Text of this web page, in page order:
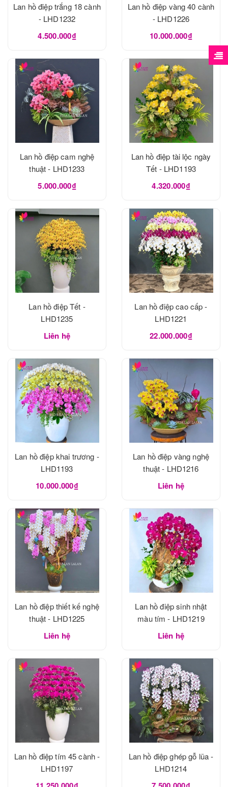
Lan hồ điệp trắng 18 cành
- LHD1232
4.500.000₫
Lan hồ điệp vàng 40 cành
- LHD1226
10.000.000₫
Lan hồ điệp cam nghệ
thuật - LHD1233
5.000.000₫
Lan hồ điệp tài lộc ngày
Tết - LHD1193
4.320.000₫
Lan hồ điệp Tết -
LHD1235
Liên hệ
Lan hồ điệp cao cấp -
LHD1221
22.000.000₫
Lan hồ điệp khai trương -
LHD1193
10.000.000₫
Lan hồ điệp vàng nghệ
thuật - LHD1216
Liên hệ
Lan hồ điệp thiết kế nghệ
thuật - LHD1225
Liên hệ
Lan hồ điệp sinh nhật
màu tím - LHD1219
Liên hệ
Lan hồ điệp tím 45 cành -
LHD1197
Lan hồ điệp ghép gỗ lũa -
LHD1214